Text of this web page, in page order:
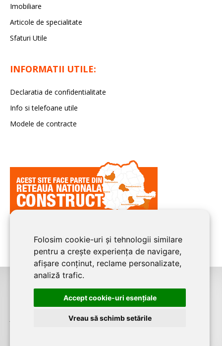
Folosim cookie-uri și tehnologii similare
pentru a crește experiența de navigare,
afișare conținut, reclame personalizate,
analiză trafic.
Accept cookie-uri esenţiale
Vreau să schimb setările
Imobiliare
Articole de specialitate
Sfaturi Utile
INFORMATII UTILE:
Declaratia de confidentialitate
Info si telefoane utile
Modele de contracte
CONSTANTA CONSTRUCTeste un serviciu de promovare online
pentru firme. Proiect digital dezvoltat de
LIVE COMMUNICATIONS SRL
J12/4191/2006, RO19492087